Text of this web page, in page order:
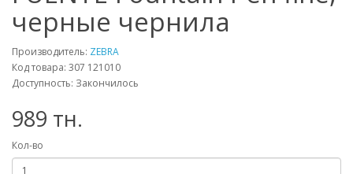
черные чернила
Производитель: ZEBRA
Код товара: 307 121010
Доступность: Закончилось
989 тн.
Кол-во